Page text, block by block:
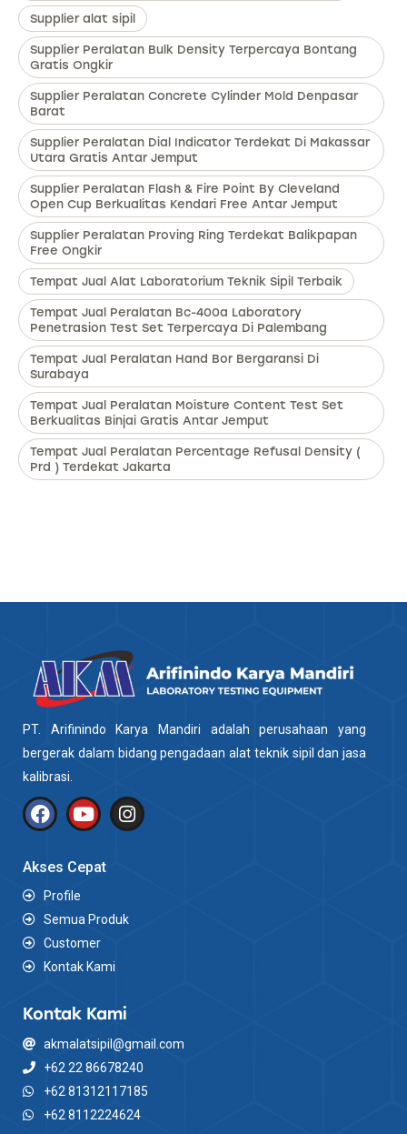
Supplier alat sipil
Supplier Peralatan Bulk Density Terpercaya Bontang
Gratis Ongkir
Supplier Peralatan Concrete Cylinder Mold Denpasar
Barat
Supplier Peralatan Dial Indicator Terdekat Di Makassar
Utara Gratis Antar Jemput
Supplier Peralatan Flash & Fire Point By Cleveland
Open Cup Berkualitas Kendari Free Antar Jemput
Supplier Peralatan Proving Ring Terdekat Balikpapan
Free Ongkir
Tempat Jual Alat Laboratorium Teknik Sipil Terbaik
Tempat Jual Peralatan Bc-400a Laboratory
Penetrasion Test Set Terpercaya Di Palembang
Tempat Jual Peralatan Hand Bor Bergaransi Di
Surabaya
Tempat Jual Peralatan Moisture Content Test Set
Berkualitas Binjai Gratis Antar Jemput
Tempat Jual Peralatan Percentage Refusal Density (
Prd ) Terdekat Jakarta
PT. Arifinindo Karya Mandiri adalah perusahaan yang
bergerak dalam bidang pengadaan alat teknik sipil dan jasa
kalibrasi.
Akses Cepat
Profile
Semua Produk
Customer
Kontak Kami
Kontak Kami
akmalatsipil@gmail.com
+62 22 86678240
+62 81312117185
+62 8112224624